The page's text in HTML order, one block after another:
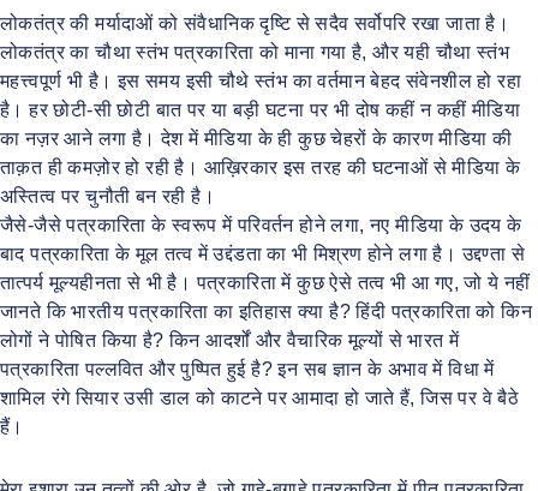
लोकतंत्र की मर्यादाओं को संवैधानिक दृष्टि से सदैव सर्वोपरि रखा जाता है।
लोकतंत्र का चौथा स्तंभ पत्रकारिता को माना गया है, और यही चौथा स्तंभ
महत्त्वपूर्ण भी है। इस समय इसी चौथे स्तंभ का वर्तमान बेहद संवेनशील हो रहा
है। हर छोटी-सी छोटी बात पर या बड़ी घटना पर भी दोष कहीं न कहीं मीडिया
का नज़र आने लगा है। देश में मीडिया के ही कुछ चेहरों के कारण मीडिया की
ताक़त ही कमज़ोर हो रही है। आख़िरकार इस तरह की घटनाओं से मीडिया के
अस्तित्व पर चुनौती बन रही है।
जैसे-जैसे पत्रकारिता के स्वरूप में परिवर्तन होने लगा, नए मीडिया के उदय के
बाद पत्रकारिता के मूल तत्व में उद्दंडता का भी मिश्रण होने लगा है। उद्दण्ता से
तात्पर्य मूल्यहीनता से भी है। पत्रकारिता में कुछ ऐसे तत्व भी आ गए, जो ये नहीं
जानते कि भारतीय पत्रकारिता का इतिहास क्या है? हिंदी पत्रकारिता को किन
लोगों ने पोषित किया है? किन आदर्शों और वैचारिक मूल्यों से भारत में
पत्रकारिता पल्लवित और पुष्पित हुई है? इन सब ज्ञान के अभाव में विधा में
शामिल रंगे सियार उसी डाल को काटने पर आमादा हो जाते हैं, जिस पर वे बैठे
हैं।